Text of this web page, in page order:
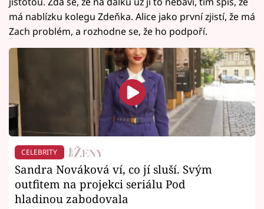
má nablízku kolegu Zdeňka. Alice jako první zjistí, že má
Zach problém, a rozhodne se, že ho podpoří.
CELEBRITY
Sandra Nováková ví, co jí sluší. Svým
outfitem na projekci seriálu Pod
hladinou zabodovala